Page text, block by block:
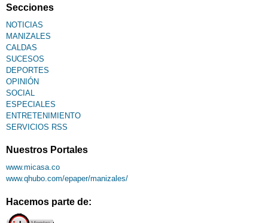
Secciones
NOTICIAS
MANIZALES
CALDAS
SUCESOS
DEPORTES
OPINIÓN
SOCIAL
ESPECIALES
ENTRETENIMIENTO
SERVICIOS RSS
Nuestros Portales
www.micasa.co
www.qhubo.com/epaper/manizales/
Hacemos parte de: